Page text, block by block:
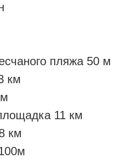
пляжа 50 м
км
11 км
км